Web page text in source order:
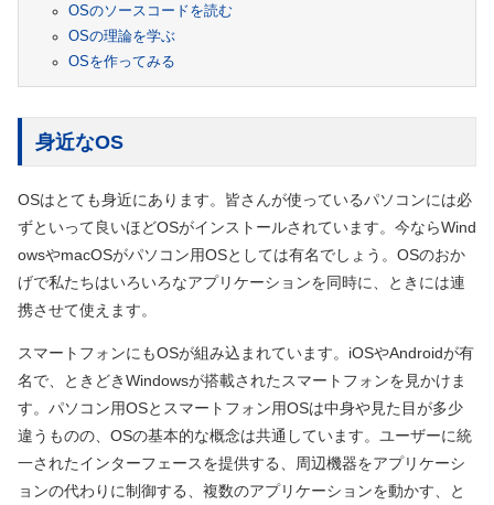
OSのソースコードを読む
OSの理論を学ぶ
OSを作ってみる
身近なOS
OSはとても身近にあります。皆さんが使っているパソコンには必
ずといって良いほどOSがインストールされています。今ならWind
owsやmacOSがパソコン用OSとしては有名でしょう。OSのおか
げで私たちはいろいろなアプリケーションを同時に、ときには連
携させて使えます。
スマートフォンにもOSが組み込まれています。iOSやAndroidが有
名で、ときどきWindowsが搭載されたスマートフォンを見かけま
す。パソコン用OSとスマートフォン用OSは中身や見た目が多少
違うものの、OSの基本的な概念は共通しています。ユーザーに統
一されたインターフェースを提供する、周辺機器をアプリケーシ
ョンの代わりに制御する、複数のアプリケーションを動かす、と